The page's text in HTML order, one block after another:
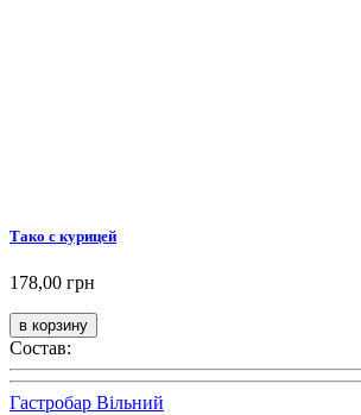
Тако с курицей
178,00 грн
Состав:
Гастробар Вільний